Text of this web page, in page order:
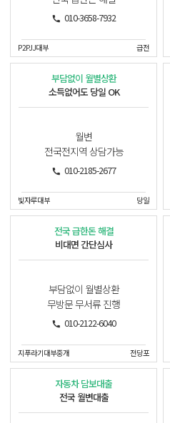
010-3658-7932
P2PJJ대부 급전
부담없이 월별상환
소득없어도 당일 OK
월변
전국전지역 상담가능
010-2185-2677
빛자루대부 당일
전국 급한돈 해결
비대면 간단심사
부담없이 월별상환
무방문 무서류 진행
010-2122-6040
지푸라기대부중개 전당포
자동차 담보대출
전국 월변대출